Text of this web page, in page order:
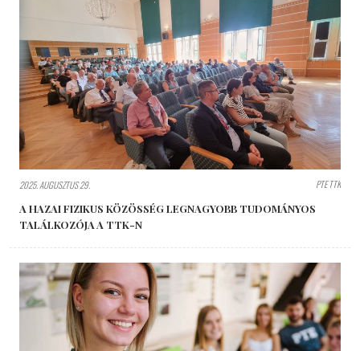
2025. AUGUSZTUS 29. PTE TTK
A HAZAI FIZIKUS KÖZÖSSÉG LEGNAGYOBB TUDOMÁNYOS
TALÁLKOZÓJA A TTK-N